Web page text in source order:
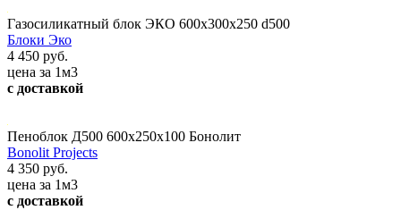
Газосиликатный блок ЭКО 600х300х250 d500
Блоки Эко
4 450 руб.
цена за 1м3
с доставкой
Пеноблок Д500 600х250х100 Бонолит
Bonolit Projects
4 350 руб.
цена за 1м3
с доставкой